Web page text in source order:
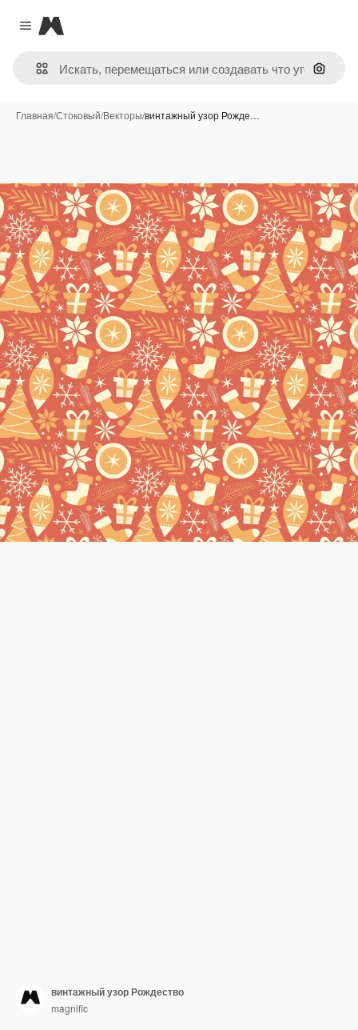
Close menu
Magnific
Поиск
Главная/Стоковый/Векторы/винтажный узор Рожде…
винтажный узор Рождество
magnific